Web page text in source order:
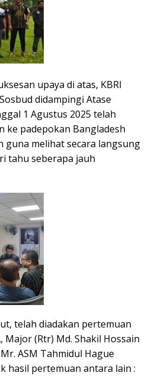
upaya di atas, KBRI
didampingi Atase
1 Agustus 2025 telah
ke padepokan Bangladesh
guna melihat secara langsung
tahu seberapa jauh
telah diadakan pertemuan
Major (Rtr) Md. Shakil Hossain
ASM Tahmidul Hague
hasil pertemuan antara lain :